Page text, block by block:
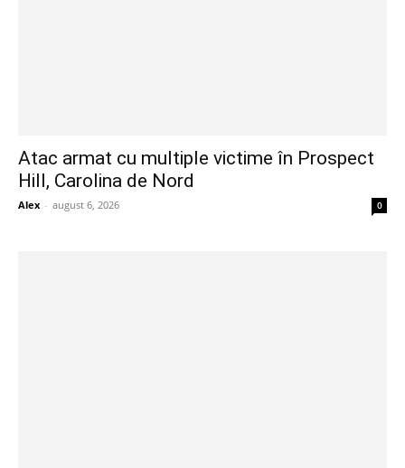
Atac armat cu multiple victime în Prospect
Hill, Carolina de Nord
Alex - august 6, 2026 0